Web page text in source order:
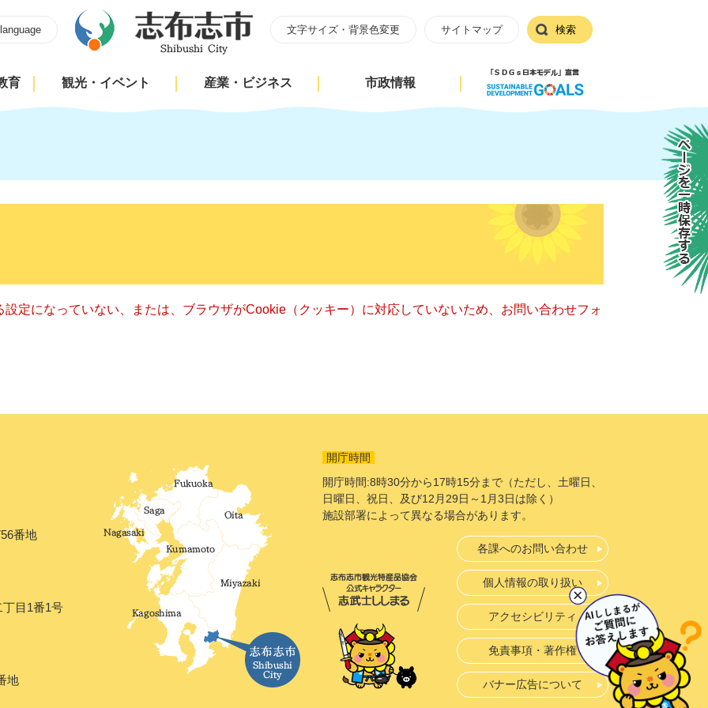
文字サイズ・背景色変更 サイトマップ 検索
育 観光・イベント 産業・ビジネス 市政情報
定になっていない、または、ブラウザがCookie（クッキー）に対応していないため、お問い合わせフォ
番地
目1番1号
地
開庁時間
開庁時間:8時30分から17時15分まで（ただし、土曜日、
日曜日、祝日、及び12月29日～1月3日は除く）
施設部署によって異なる場合があります。
各課へのお問い合わせ
個人情報の取り扱い
アクセシビリティ
免責事項・著作権
バナー広告について
ページを一時保存する